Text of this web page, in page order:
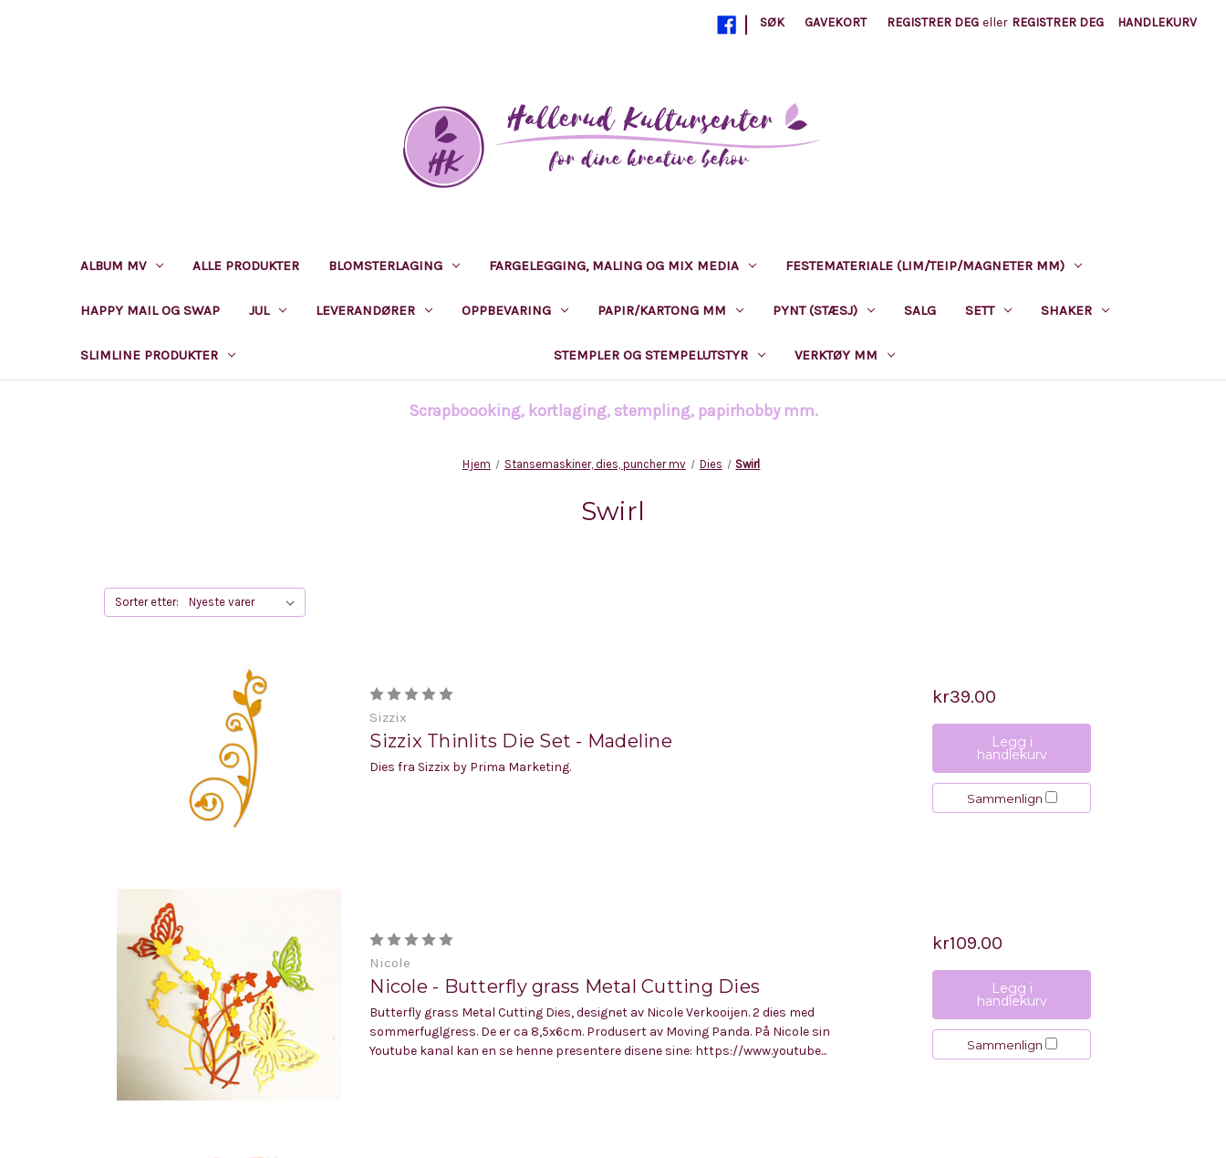
| SØK GAVEKORT REGISTRER DEG eller REGISTRER DEG HANDLEKURV
ALBUM MV ALLE PRODUKTER BLOMSTERLAGING FARGELEGGING, MALING OG MIX MEDIA FESTEMATERIALE (LIM/TEIP/MAGNETER MM)
HAPPY MAIL OG SWAP JUL LEVERANDØRER OPPBEVARING PAPIR/KARTONG MM PYNT (STÆSJ) SALG SETT SHAKER
SLIMLINE PRODUKTER STEMPLER OG STEMPELUTSTYR VERKTØY MM
Scrapboooking, kortlaging, stempling, papirhobby mm.
Hjem Stansemaskiner, dies, puncher mv Dies Swirl
Swirl
Sorter etter:
Sizzix
Sizzix Thinlits Die Set - Madeline
Dies fra Sizzix by Prima Marketing.
kr39.00
Legg i
handlekurv
Sammenlign
Nicole
Nicole - Butterfly grass Metal Cutting Dies
Butterfly grass Metal Cutting Dies, designet av Nicole Verkooijen. 2 dies med
sommerfuglgress. De er ca 8,5x6cm. Produsert av Moving Panda. På Nicole sin
Youtube kanal kan en se henne presentere disene sine: https://www.youtube...
kr109.00
Legg i
handlekurv
Sammenlign